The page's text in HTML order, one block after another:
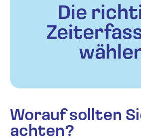
Die
Worauf sollten
achten?